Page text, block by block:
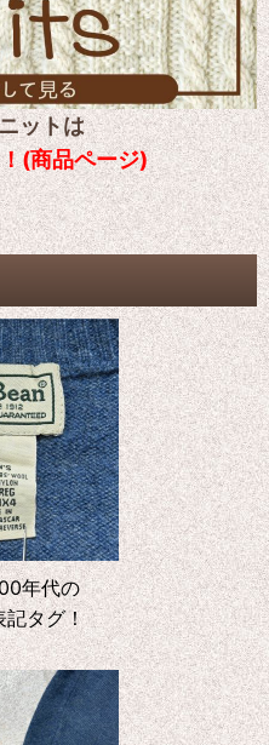
ットは
(商品ページ)
年代の
記タグ！